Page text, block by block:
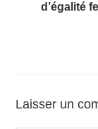
d’égalité
Laisser un